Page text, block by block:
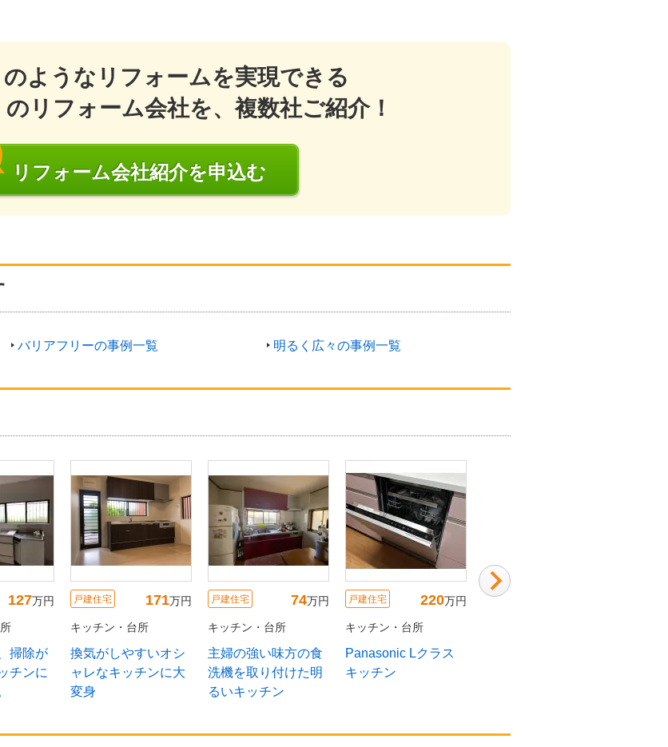
のようなリフォームを実現できる
のリフォーム会社を、複数社ご紹介！
リフォーム会社紹介を申込む
バリアフリーの事例一覧 明るく広々の事例一覧
戸建住宅 171万円
ッチン・台所
換気がしやすいオシ
レなキッチンに大
身
戸建住宅 74万円
キッチン・台所
主婦の強い味方の食
洗機を取り付けた明
るいキッチン
戸建住宅 220万円
キッチン・台所
Panasonic Lクラス
キッチン
戸建住宅 142
キッチン・台所
「住み慣れた家を、